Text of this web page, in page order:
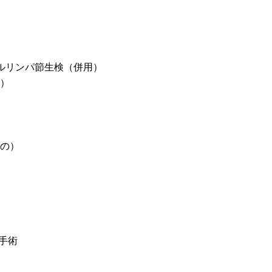
ンパ節生検（併用）
）
術